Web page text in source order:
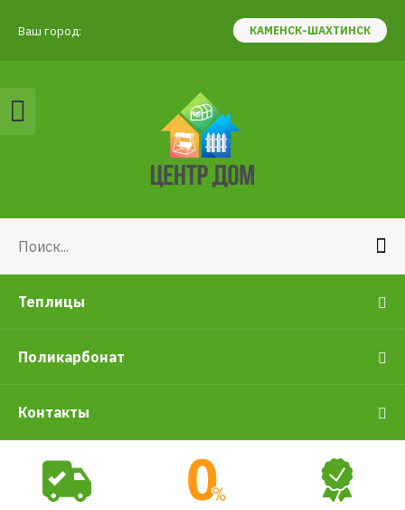
Ваш город: КАМЕНСК-ШАХТИНСК
Теплицы
Поликарбонат
Контакты